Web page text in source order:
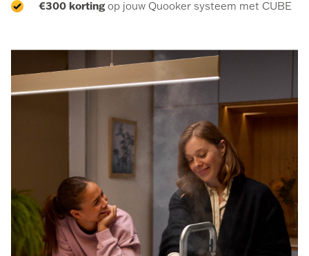
€300 kortingop jouw Quooker systeem met CUBE